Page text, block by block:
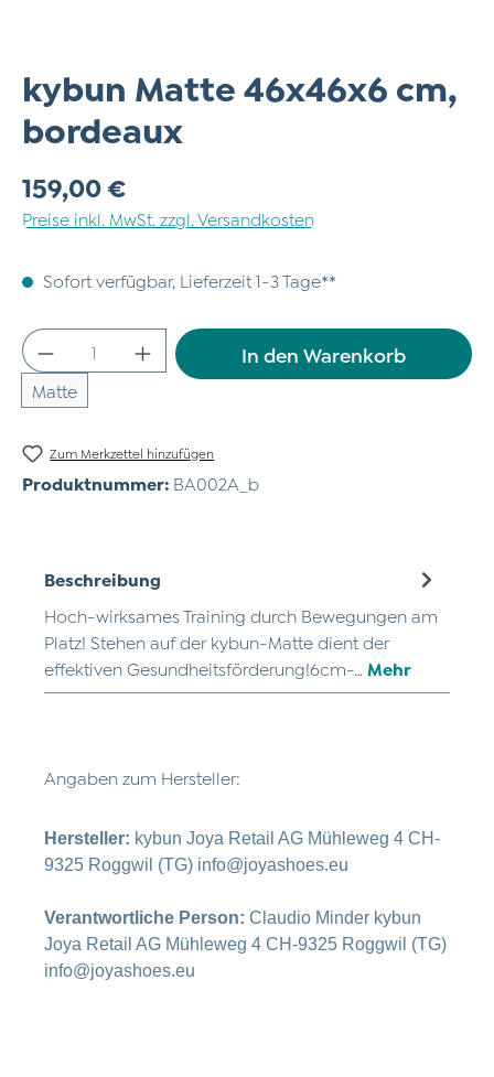
kybun Matte 46x46x6 cm,
bordeaux
Regulärer Preis:
159,00 €
Preise inkl. MwSt. zzgl. Versandkosten
Sofort verfügbar, Lieferzeit 1-3 Tage**
Produkt Anzahl: Gib den gewünschten
Matte
In den Warenkorb
Zum Merkzettel hinzufügen
Produktnummer: BA002A_b
Beschreibung
Hoch-wirksames Training durch Bewegungen am
Platz! Stehen auf der kybun-Matte dient der
effektiven Gesundheitsförderung!6cm-… Mehr
Angaben zum Hersteller:
Hersteller: kybun Joya Retail AG Mühleweg 4 CH-
9325 Roggwil (TG) info@joyashoes.eu
Verantwortliche Person: Claudio Minder kybun
Joya Retail AG Mühleweg 4 CH-9325 Roggwil (TG)
info@joyashoes.eu